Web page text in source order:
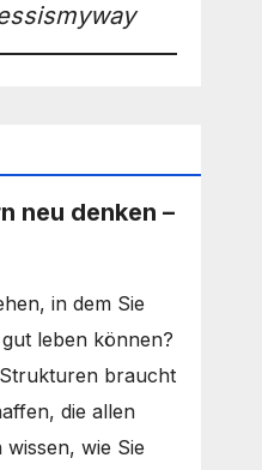
neu denken –
in dem Sie
leben können?
braucht
die allen
wie Sie